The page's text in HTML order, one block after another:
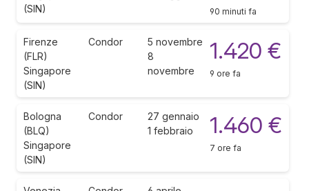
(SIN)
90 minuti fa
Firenze
(FLR)
Singapore
(SIN)
Condor
5 novembre
8
novembre
1.420 €
9 ore fa
Bologna
(BLQ)
Singapore
(SIN)
Condor
27 gennaio
1 febbraio
1.460 €
7 ore fa